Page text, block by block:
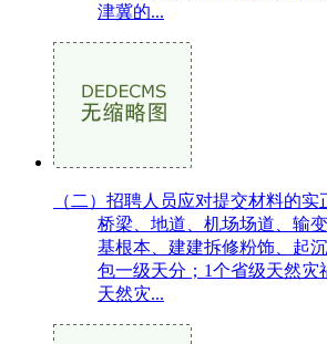
津冀的...
（二）招聘人员应对提交材料的实
桥梁、地道、机场场道、输
基根本、建建拆修粉饰、起
包一级天分；1个省级天然灾
天然灾...